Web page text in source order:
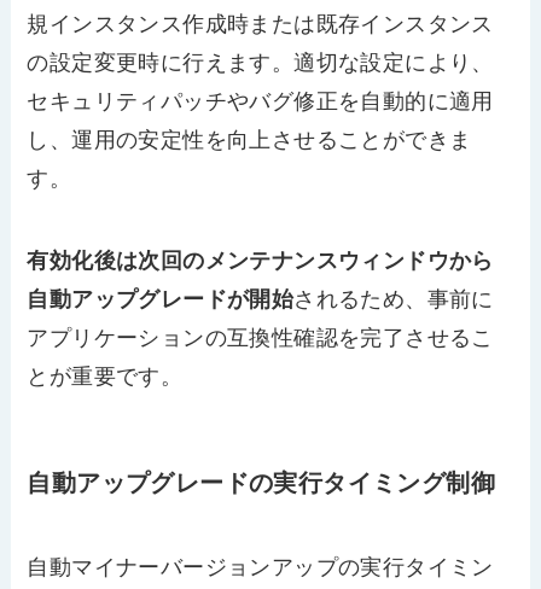
規インスタンス作成時または既存インスタンス
の設定変更時に行えます。適切な設定により、
セキュリティパッチやバグ修正を自動的に適用
し、運用の安定性を向上させることができま
す。
有効化後は次回のメンテナンスウィンドウから
自動アップグレードが開始されるため、事前に
アプリケーションの互換性確認を完了させるこ
とが重要です。
自動アップグレードの実行タイミング制御
自動マイナーバージョンアップの実行タイミン